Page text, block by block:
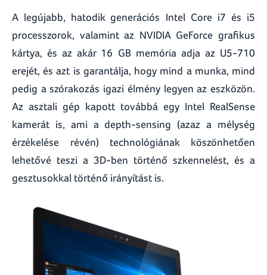
A legújabb, hatodik generációs Intel Core i7 és i5
processzorok, valamint az NVIDIA GeForce grafikus
kártya, és az akár 16 GB memória adja az U5-710
erejét, és azt is garantálja, hogy mind a munka, mind
pedig a szórakozás igazi élmény legyen az eszközön.
Az asztali gép kapott továbbá egy Intel RealSense
kamerát is, ami a depth-sensing (azaz a mélység
érzékelése révén) technológiának köszönhetően
lehetővé teszi a 3D-ben történő szkennelést, és a
gesztusokkal történő irányítást is.